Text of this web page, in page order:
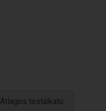
Átlagos testalkatú